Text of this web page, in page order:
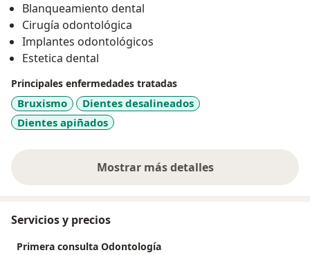
Blanqueamiento dental
Cirugía odontológica
Implantes odontológicos
Estetica dental
Principales enfermedades tratadas
Bruxismo
Dientes desalineados
Dientes apiñados
Mostrar más detalles
sobre la experiencia
Servicios y precios
Primera consulta Odontología